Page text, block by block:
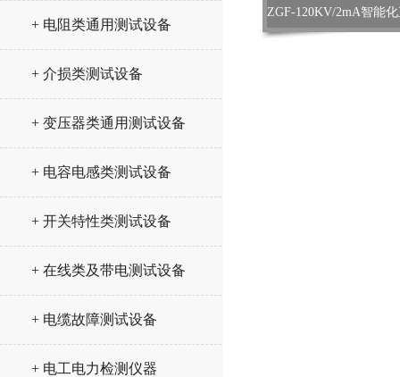
+ 电阻类通用测试设备
+ 介损类测试设备
+ 变压器类通用测试设备
+ 电容电感类测试设备
+ 开关特性类测试设备
+ 在线类及带电测试设备
+ 电缆故障测试设备
+ 电工电力检测仪器
ZGF-120KV/2mA智能